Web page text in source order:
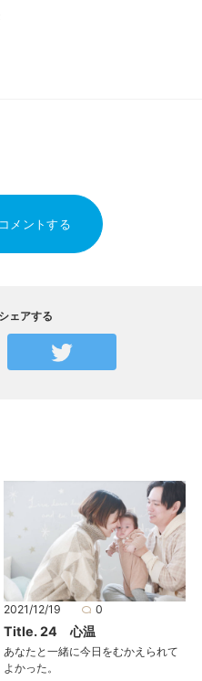
メントする
ェアする
2021/12/19 0
Title. 24 心温
あなたと一緒に今日をむかえられて
よかった。